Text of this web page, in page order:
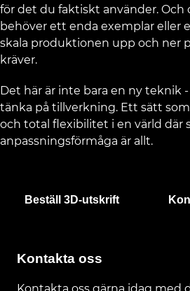
för det du faktiskt använder. Och
behöver ett enda exemplar eller
skala produktionen upp och ner
kräver.
Det här är inte bara en ny teknik
tänka på tillverkning. Ett sätt
och total flexibilitet i en värld där
anpassningsförmåga är allt.
Beställ 3D-utskrift
Kontakta oss